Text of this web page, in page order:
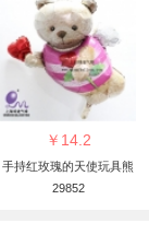
￥ 14.2
手持红玫瑰的天使玩具熊
29852